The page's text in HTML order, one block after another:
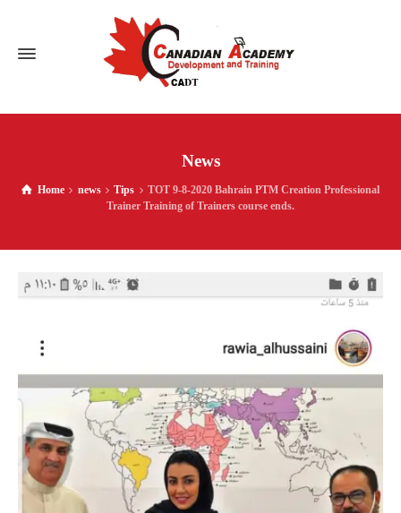
News
Home news Tips
TOT 9-8-2020 Bahrain PTM Creation Professional
Trainer Training of Trainers course ends.